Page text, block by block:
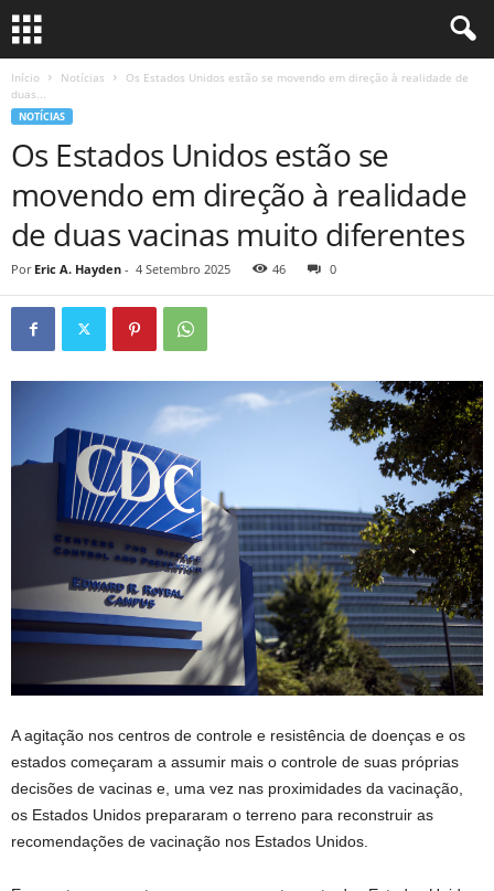
Início Notícias
Os Estados Unidos estão se movendo em direção à realidade de
duas...
NOTÍCIAS
Os Estados Unidos estão se
movendo em direção à realidade
de duas vacinas muito diferentes
Por Eric A. Hayden - 4 Setembro 2025 46 0
A agitação nos centros de controle e resistência de doenças e os
estados começaram a assumir mais o controle de suas próprias
decisões de vacinas e, uma vez nas proximidades da vacinação,
os Estados Unidos prepararam o terreno para reconstruir as
recomendações de vacinação nos Estados Unidos.